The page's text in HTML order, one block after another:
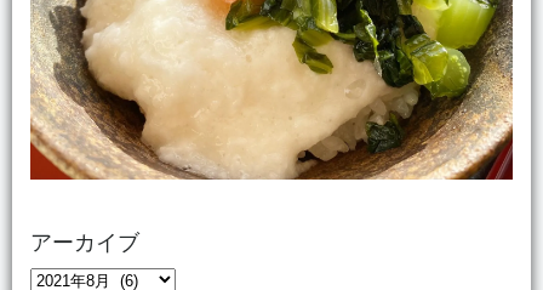
アーカイブ
ア